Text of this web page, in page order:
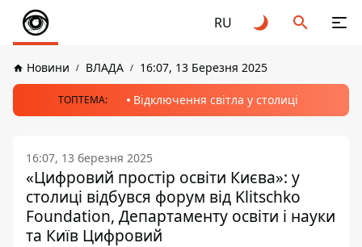
RU
Новини ВЛАДА 16:07, 13 Березня 2025
ТОПТЕМА: Відключення світла у столиці
16:07, 13 березня 2025
«Цифровий простір освіти Києва»: у
столиці відбувся форум від Klitschko
Foundation, Департаменту освіти і науки
та Київ Цифровий